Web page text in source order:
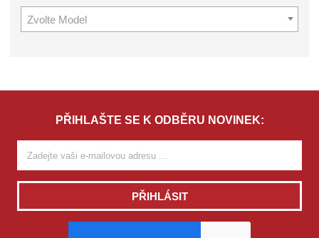
Zvolte Model
PŘIHLAŠTE SE K ODBĚRU NOVINEK:
PŘIHLÁSIT